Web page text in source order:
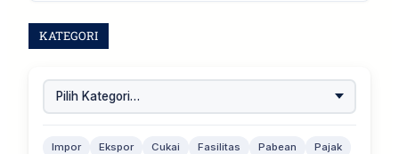
KATEGORI
Impor Ekspor Cukai Fasilitas Pabean
Pajak